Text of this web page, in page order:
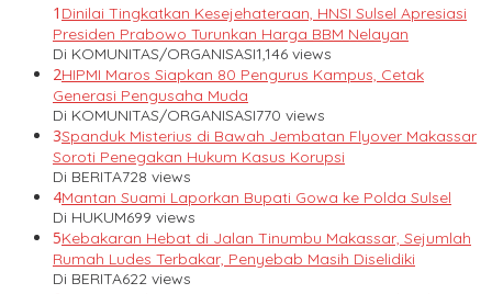
1 Dinilai Tingkatkan Kesejehateraan, HNSI Sulsel Apresiasi
Presiden Prabowo Turunkan Harga BBM Nelayan
Di KOMUNITAS/ORGANISASI1,146 views
2HIPMI Maros Siapkan 80 Pengurus Kampus, Cetak
Generasi Pengusaha Muda
Di KOMUNITAS/ORGANISASI770 views
3Spanduk Misterius di Bawah Jembatan Flyover Makassar
Soroti Penegakan Hukum Kasus Korupsi
Di BERITA728 views
4Mantan Suami Laporkan Bupati Gowa ke Polda Sulsel
Di HUKUM699 views
5Kebakaran Hebat di Jalan Tinumbu Makassar, Sejumlah
Rumah Ludes Terbakar, Penyebab Masih Diselidiki
Di BERITA622 views